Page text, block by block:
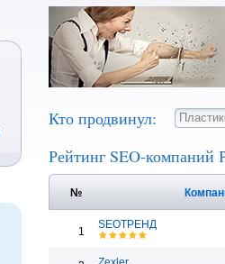
Кто продвинул:
Рейтинг SEO-компаний
№
1
SEOТРЕНД